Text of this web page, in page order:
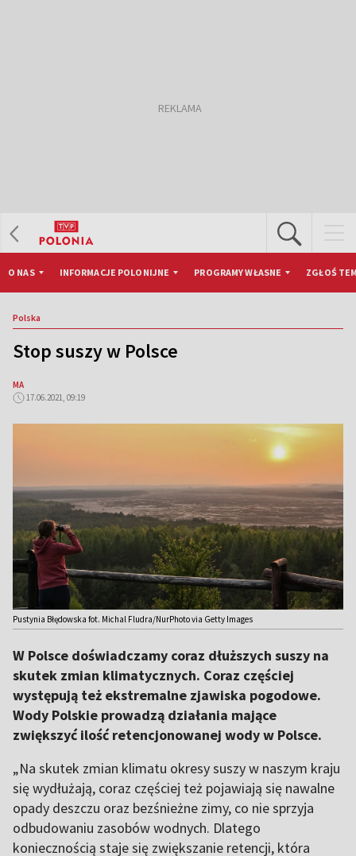
O NAS INFORMACJE POLONIJNE PROGRAMY WŁASNE ZGŁOŚ
Polska
Stop suszy w Polsce
MA
17.06.2021, 09:19
Pustynia Błędowska fot. Michal Fludra/NurPhoto via Getty Images
W Polsce doświadczamy coraz dłuższych suszy na
skutek zmian klimatycznych. Coraz częściej
występują też ekstremalne zjawiska pogodowe.
Wody Polskie prowadzą działania mające
zwiększyć ilość retencjonowanej wody w Polsce.
„Na skutek zmian klimatu okresy suszy w naszym kraju
się wydłużają, coraz częściej też pojawiają się nawalne
opady deszczu oraz bezśnieżne zimy, co nie sprzyja
odbudowaniu zasobów wodnych. Dlatego
koniecznością staje się zwiększanie retencji, która